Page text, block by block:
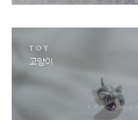
TOY
고양이